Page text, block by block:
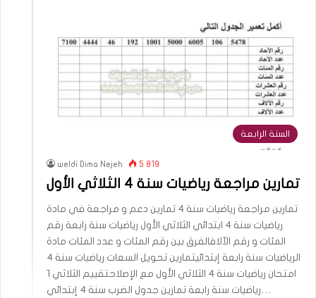
السنة الرابعة
weldi Dima Nejeh 5 819
تمارين مراجعة رياضيات سنة 4 الثلاثي الأول
تمارين مراجعة رياضيات سنة 4 تمارين دعم و مراجعة في مادة
رياضيات سنة 4 ابتدائي الثلاثي الأول رياضيات سنة رابعة رقم
المئات و رقم الآلافالفرق بين رقم المئات و عدد المئات مادة
الرياضيات سنة رابعة إبتدائيتمارين تحويل السعات رياضيات سنة 4
امتحان رياضيات سنة 4 الثلاثي الأول مع الإصلاحتقييم الثلاثي 1
رياضيات سنة رابعة تمارين جدول الضرب سنة 4 إبتدائي…